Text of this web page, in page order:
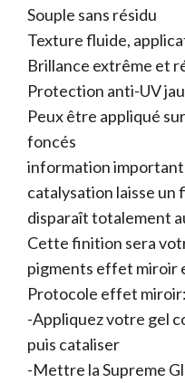
Souple sans résidu
Texture fluide,
Brillance extrême et
Protection anti-UV
Peux être appliqué
foncés
information
catalysation laisse un
disparaît totalement
Cette finition sera
pigments effet miroir
Protocole effet miroir:
-Appliquez votre gel
puis cataliser
-Mettre la Supreme